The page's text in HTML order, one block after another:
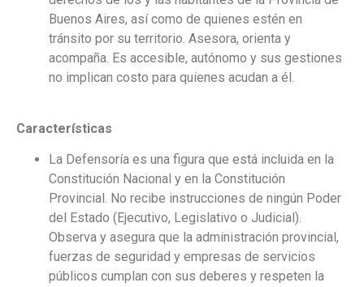
Buenos Aires, así como de quienes estén en
tránsito por su territorio. Asesora, orienta y
acompaña. Es accesible, autónomo y sus gestiones
no implican costo para quienes acudan a él.
Características
La Defensoría es una figura que está incluida en la
Constitución Nacional y en la Constitución
Provincial. No recibe instrucciones de ningún Poder
del Estado (Ejecutivo, Legislativo o Judicial).
Observa y asegura que la administración provincial,
fuerzas de seguridad y empresas de servicios
públicos cumplan con sus deberes y respeten la